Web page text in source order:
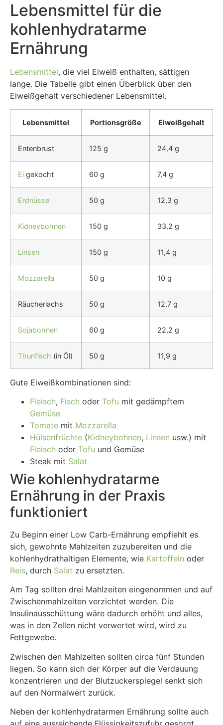
Lebensmittel für die
kohlenhydratarme
Ernährung
Lebensmittel, die viel Eiweiß enthalten, sättigen
lange. Die Tabelle gibt einen Überblick über den
Eiweißgehalt verschiedener Lebensmittel.
Lebensmittel Portionsgröße Eiweißgehalt
Entenbrust 125 g 24,4 g
Ei gekocht 60 g 7,4 g
Erdnüsse 50 g 12,3 g
Kidneybohnen 150 g 33,2 g
Linsen 150 g 11,4 g
Mozzarella 50 g 10 g
Räucherlachs 50 g 12,7 g
Sojabohnen 60 g 22,2 g
Thunfisch (in Öl) 50 g 11,9 g
Gute Eiweißkombinationen sind:
Fleisch, Fisch oder Tofu mit gedämpftem
Gemüse
Tomate mit Mozzarella
Hülsenfrüchte (Kidneybohnen, Linsen usw.) mit
Fleisch oder Tofu und Gemüse
Steak mit Salat
Wie kohlenhydratarme
Ernährung in der Praxis
funktioniert
Zu Beginn einer Low Carb-Ernährung empfiehlt es
sich, gewohnte Mahlzeiten zuzubereiten und die
kohlenhydrathaltigen Elemente, wie Kartoffeln oder
Reis, durch Salat zu ersetzten.
Am Tag sollten drei Mahlzeiten eingenommen und auf
Zwischenmahlzeiten verzichtet werden. Die
Insulinausschüttung wäre dadurch erhöht und alles,
was in den Zellen nicht verwertet wird, wird zu
Fettgewebe.
Zwischen den Mahlzeiten sollten circa fünf Stunden
liegen. So kann sich der Körper auf die Verdauung
konzentrieren und der Blutzuckerspiegel senkt sich
auf den Normalwert zurück.
Neben der kohlenhydratarmen Ernährung sollte auch